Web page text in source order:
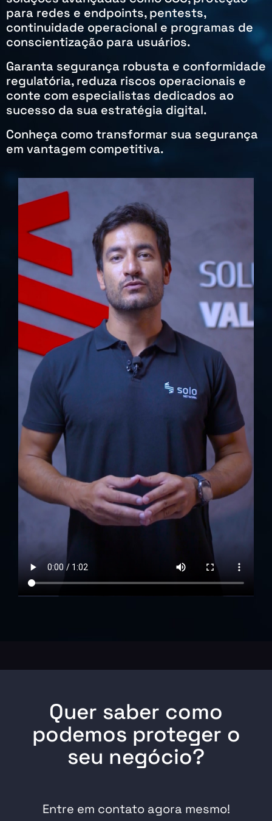
para redes e endpoints, pentests,
continuidade operacional e programas de
conscientização para usuários.
Garanta segurança robusta e conformidade
regulatória, reduza riscos operacionais e
conte com especialistas dedicados ao
sucesso da sua estratégia digital.
Conheça como transformar sua segurança
em vantagem competitiva.
Quer saber como
podemos proteger o
seu negócio?
Entre em contato agora mesmo!